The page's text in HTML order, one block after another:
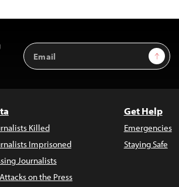
Email
Address
Sign Up
Killed
Imprisoned
Journalists
on the Press
Get Help
Emergencies
Staying Safe